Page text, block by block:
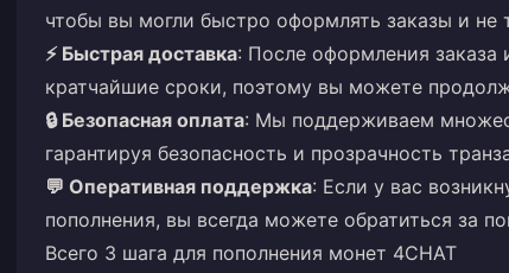
чтобы вы могли быстро оформлять заказы и не
⚡ Быстрая доставка: После оформления
кратчайшие сроки, поэтому вы можете
🔒 Безопасная оплата: Мы поддерживаем
гарантируя безопасность и прозрачность
💬 Оперативная поддержка: Если у вас
пополнения, вы всегда можете обратиться за
Всего 3 шага для пополнения монет 4CHAT